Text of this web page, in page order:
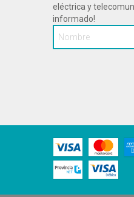
eléctrica y
informado!